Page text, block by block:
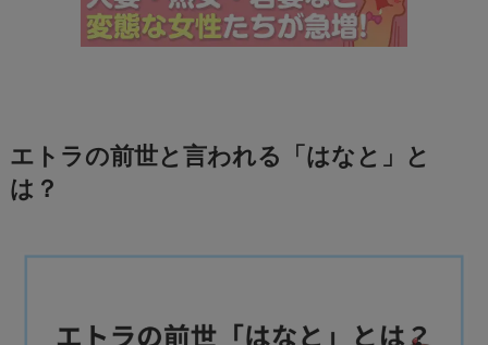
エトラの前世と言われる「はなと」と
は？